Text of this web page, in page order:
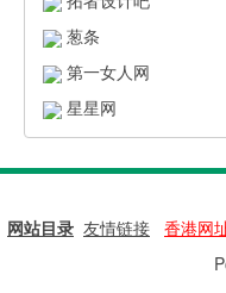
葱条
第一女人网
星星网
网站目录 友情链接 香港网